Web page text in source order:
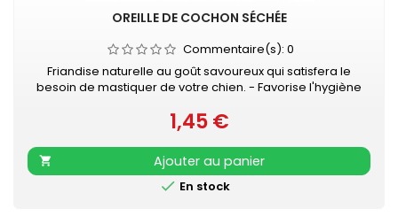
OREILLE DE COCHON SÉCHÉE
Commentaire(s): 0
Friandise naturelle au goût savoureux qui satisfera le
besoin de mastiquer de votre chien. - Favorise l'hygiène
En complément d'une alimentation équilibrée et complète
- Veiller à laisser de l'eau propre et fraîche à disposition
de votre chien
Prix
1,45 €

Ajouter au panier
 En stock